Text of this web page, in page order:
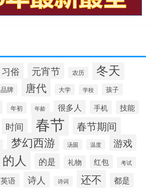
习俗 元宵节 农历 冬天
品牌 唐代 大学 学校 孩子
年初 年龄 很多人 手机 技能
时间 春节 春节期间
梦幻西游 汤圆 温度 游戏
的人 的是 礼物 红包 考试
英语 诗人 诗词 还不 都是